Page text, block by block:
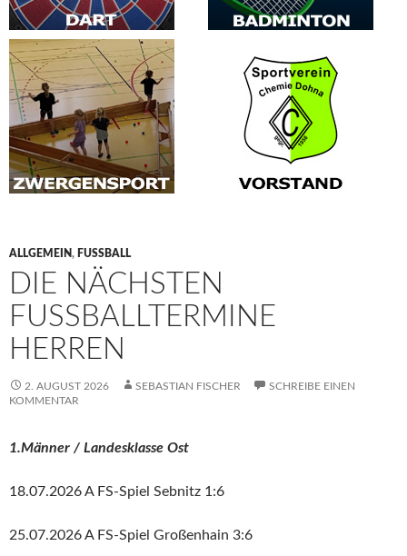
ALLGEMEIN, FUSSBALL
DIE NÄCHSTEN
FUSSBALLTERMINE H
ERREN
2. AUGUST 2026 SEBASTIAN FISCHER
SCHREIBE EINEN
KOMMENTAR
1.Männer / Landesklasse Ost
18.07.2026 A FS-Spiel Sebnitz 1:6
25.07.2026 A FS-Spiel Großenhain 3:6